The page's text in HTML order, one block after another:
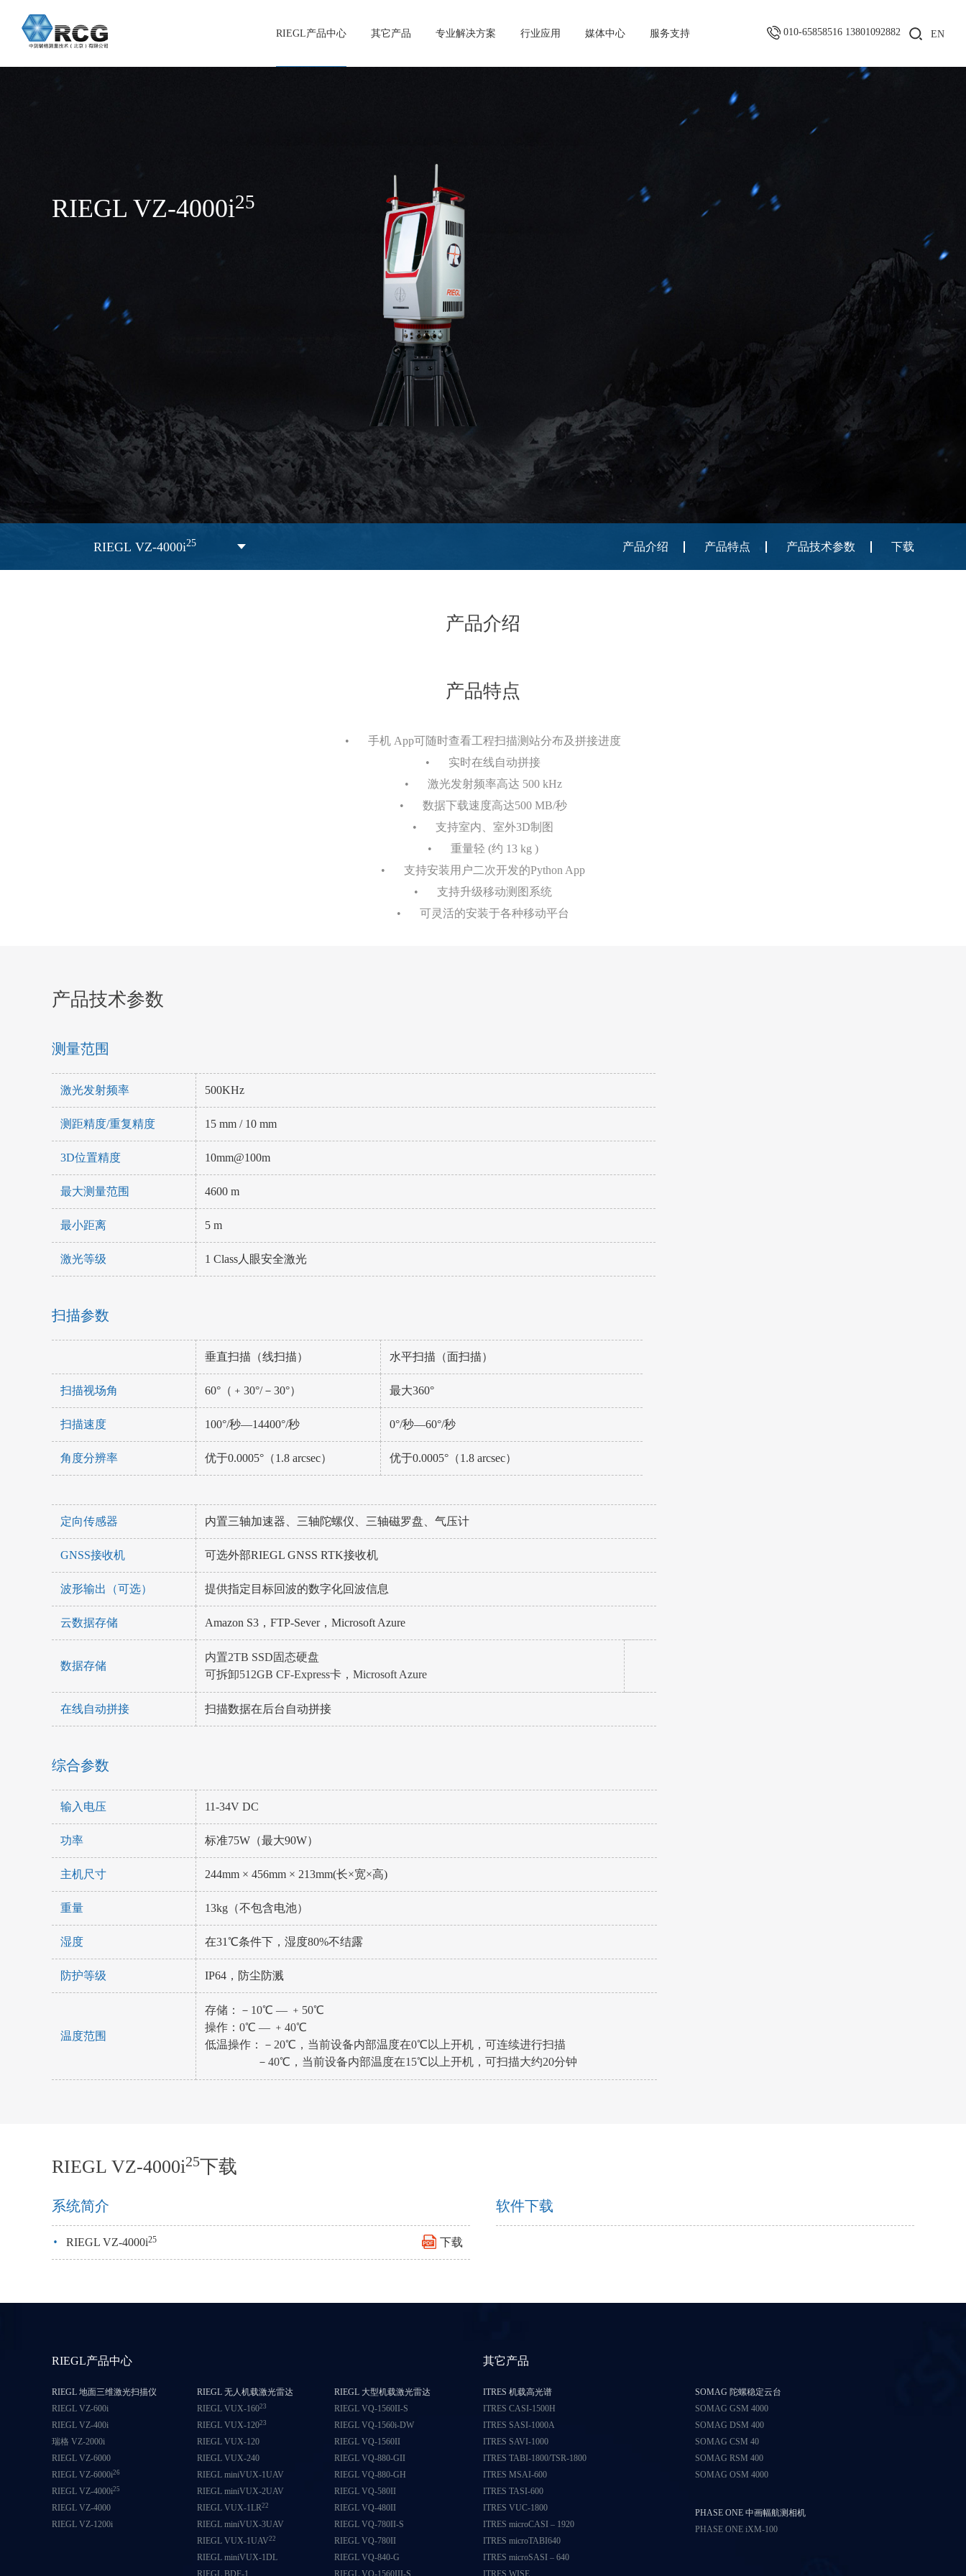
RIEGL产品中心 其它产品 专业解决方案 行业应用 媒体中心 服务支持 EN
010-65858516 13801092882
RIEGL VZ-4000i25
RIEGL VZ-4000i25 产品介绍 产品特点 产品技术参数 下载
产品介绍
产品特点
•
手机 App可随时查看工程扫描测站分布及拼接进度
•
实时在线自动拼接
•
激光发射频率高达 500 kHz
•
数据下载速度高达500 MB/秒
•
支持室内、室外3D制图
•
重量轻 (约 13 kg )
•
支持安装用户二次开发的Python App
•
支持升级移动测图系统
•
可灵活的安装于各种移动平台
产品技术参数
测量范围
激光发射频率 500KHz
测距精度/重复精度 15 mm / 10 mm
3D位置精度 10mm@100m
最大测量范围 4600 m
最小距离 5 m
激光等级 1 Class人眼安全激光
扫描参数
垂直扫描（线扫描） 水平扫描（面扫描）
扫描视场角 60°（﹢30°/－30°） 最大360°
扫描速度 100°/秒—14400°/秒 0°/秒—60°/秒
角度分辨率 优于0.0005°（1.8 arcsec） 优于0.0005°（1.8 arcsec）
定向传感器 内置三轴加速器、三轴陀螺仪、三轴磁罗盘、气压计
GNSS接收机 可选外部RIEGL GNSS RTK接收机
波形输出（可选） 提供指定目标回波的数字化回波信息
云数据存储 Amazon S3，FTP-Sever，Microsoft Azure
数据存储
内置2TB SSD固态硬盘
可拆卸512GB CF-Express卡，Microsoft Azure
在线自动拼接 扫描数据在后台自动拼接
综合参数
输入电压 11-34V DC
功率 标准75W（最大90W）
主机尺寸 244mm × 456mm × 213mm(长×宽×高)
重量 13kg（不包含电池）
湿度 在31℃条件下，湿度80%不结露
防护等级 IP64，防尘防溅
温度范围
存储：－10℃ — ﹢50℃
操作：0℃ — ﹢40℃
低温操作：－20℃，当前设备内部温度在0℃以上开机，可连续进行扫描
－40℃，当前设备内部温度在15℃以上开机，可扫描大约20分钟
RIEGL VZ-4000i25下载
系统简介
· RIEGL VZ-4000i25 下载
软件下载
RIEGL产品中心
RIEGL 地面三维激光扫描仪
RIEGL VZ-600i
RIEGL VZ-400i
瑞格 VZ-2000i
RIEGL VZ-6000
RIEGL VZ-6000i26
RIEGL VZ-4000i25
RIEGL VZ-4000
RIEGL VZ-1200i
RIEGL 无人机载激光雷达
RIEGL VUX-16023
RIEGL VUX-12023
RIEGL VUX-120
RIEGL VUX-240
RIEGL miniVUX-1UAV
RIEGL miniVUX-2UAV
RIEGL VUX-1LR22
RIEGL miniVUX-3UAV
RIEGL VUX-1UAV22
RIEGL miniVUX-1DL
RIEGL BDF-1
RIEGL 大型机载激光雷达
RIEGL VQ-1560II-S
RIEGL VQ-1560i-DW
RIEGL VQ-1560II
RIEGL VQ-880-GII
RIEGL VQ-880-GH
RIEGL VQ-580II
RIEGL VQ-480II
RIEGL VQ-780II-S
RIEGL VQ-780II
RIEGL VQ-840-G
RIEGL VQ-1560III-S
其它产品
ITRES 机载高光谱
ITRES CASI-1500H
ITRES SASI-1000A
ITRES SAVI-1000
ITRES TABI-1800/TSR-1800
ITRES MSAI-600
ITRES TASI-600
ITRES VUC-1800
ITRES microCASI – 1920
ITRES microTABI640
ITRES microSASI – 640
ITRES WISE
SOMAG 陀螺稳定云台
SOMAG GSM 4000
SOMAG DSM 400
SOMAG CSM 40
SOMAG RSM 400
SOMAG OSM 4000
PHASE ONE 中画幅航测相机
PHASE ONE iXM-100